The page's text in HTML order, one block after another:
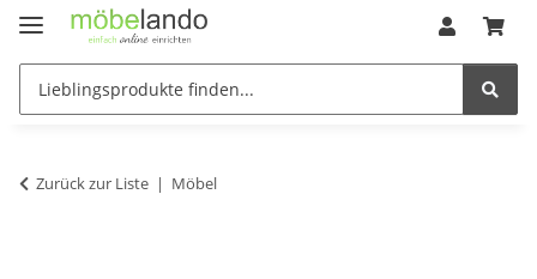
Zurück zur Liste Möbel